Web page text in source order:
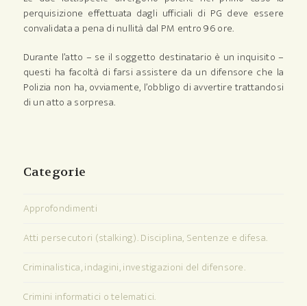
perquisizione effettuata dagli ufficiali di PG deve essere
convalidata a pena di nullità dal PM entro 96 ore.
Durante l’atto – se il soggetto destinatario è un inquisito –
questi ha facoltà di farsi assistere da un difensore che la
Polizia non ha, ovviamente, l’obbligo di avvertire trattandosi
di un atto a sorpresa.
Categorie
Approfondimenti
Atti persecutori (stalking). Disciplina, Sentenze e difesa.
Criminalistica, indagini, investigazioni del difensore.
Crimini informatici o telematici.